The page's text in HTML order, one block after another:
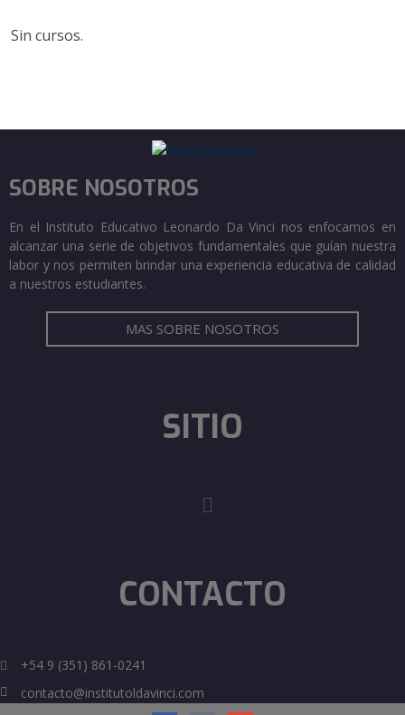
Sin cursos.
SOBRE NOSOTROS
En el Instituto Educativo Leonardo Da Vinci nos enfocamos en
alcanzar una serie de objetivos fundamentales que guían nuestra
labor y nos permiten brindar una experiencia educativa de calidad
a nuestros estudiantes.
MAS SOBRE NOSOTROS
SITIO
CONTACTO
+54 9 (351) 861-0241
contacto@institutoldavinci.com